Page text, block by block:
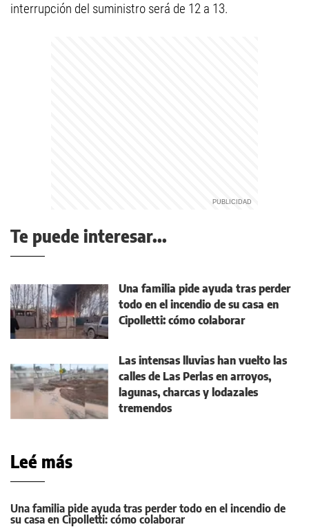
interrupción del suministro será de 12 a 13.
Te puede interesar...
Una familia pide ayuda tras perder
todo en el incendio de su casa en
Cipolletti: cómo colaborar
Las intensas lluvias han vuelto las
calles de Las Perlas en arroyos,
lagunas, charcas y lodazales
tremendos
Leé más
Una familia pide ayuda tras perder todo en el incendio de
su casa en Cipolletti: cómo colaborar